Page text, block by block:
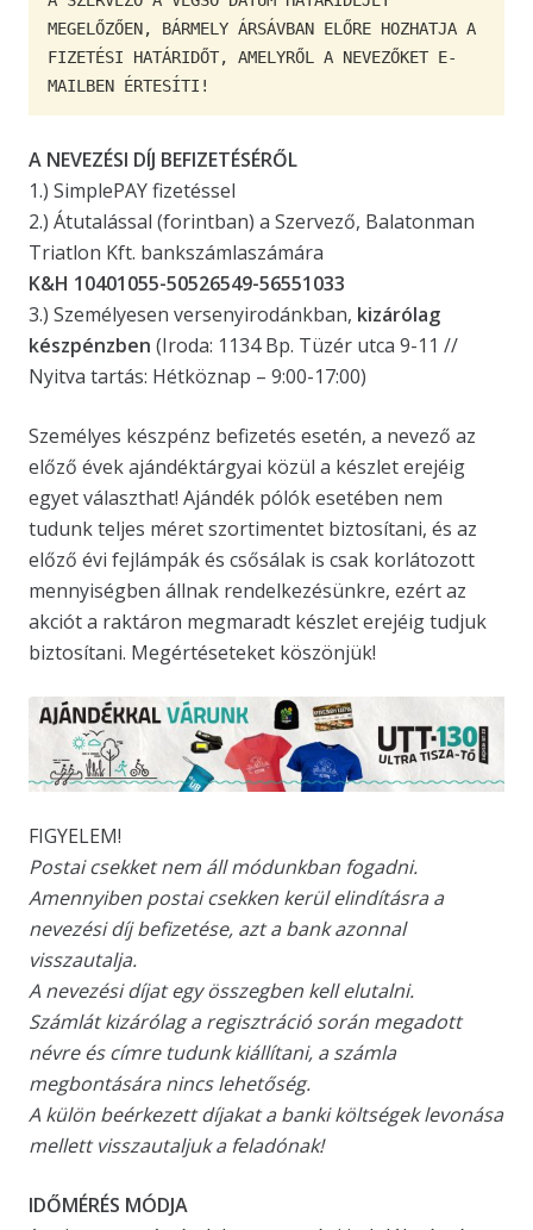
MEGELŐZŐEN, BÁRMELY ÁRSÁVBAN ELŐRE HOZHATJA A
FIZETÉSI HATÁRIDŐT, AMELYRŐL A NEVEZŐKET E-
MAILBEN ÉRTESÍTI!
A NEVEZÉSI DÍJ BEFIZETÉSÉRŐL
1.) SimplePAY fizetéssel
2.) Átutalással (forintban) a Szervező, Balatonman
Triatlon Kft. bankszámlaszámára
K&H 10401055-50526549-56551033
3.) Személyesen versenyirodánkban, kizárólag
készpénzben (Iroda: 1134 Bp. Tüzér utca 9-11 //
Nyitva tartás: Hétköznap – 9:00-17:00)
Személyes készpénz befizetés esetén, a nevező az
előző évek ajándéktárgyai közül a készlet erejéig
egyet választhat! Ajándék pólók esetében nem
tudunk teljes méret szortimentet biztosítani, és az
előző évi fejlámpák és csősálak is csak korlátozott
mennyiségben állnak rendelkezésünkre, ezért az
akciót a raktáron megmaradt készlet erejéig tudjuk
biztosítani. Megértéseteket köszönjük!
FIGYELEM!
Postai csekket nem áll módunkban fogadni.
Amennyiben postai csekken kerül elindításra a
nevezési díj befizetése, azt a bank azonnal
visszautalja.
A nevezési díjat egy összegben kell elutalni.
Számlát kizárólag a regisztráció során megadott
névre és címre tudunk kiállítani, a számla
megbontására nincs lehetőség.
A külön beérkezett díjakat a banki költségek levonása
mellett visszautaljuk a feladónak!
IDŐMÉRÉS MÓDJA